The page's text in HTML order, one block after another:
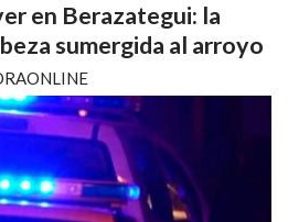
en Berazategui: la
sumergida al arroyo